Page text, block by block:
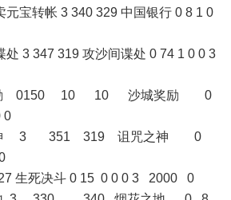
元宝转帐 3 340 329 中国银行 0 8 1 0
处 3 347 319 攻沙间谍处 0 74 1 0 0 3
奖励 0150 10 10 沙城奖励 0
之神 3 351 319 诅咒之神 0
生死决斗 0 15 0 0 0 3 2000 0